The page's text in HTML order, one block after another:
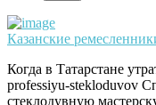
Казанские
Когда в Татарстане
professiyu-stekloduvov
стеклодувную